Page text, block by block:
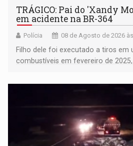
TRÁGICO: Pai do 'Xandy
em acidente na BR-364
Polícia 08 de Agosto de 2026
Filho dele foi executado a tiros em
combustíveis em fevereiro de